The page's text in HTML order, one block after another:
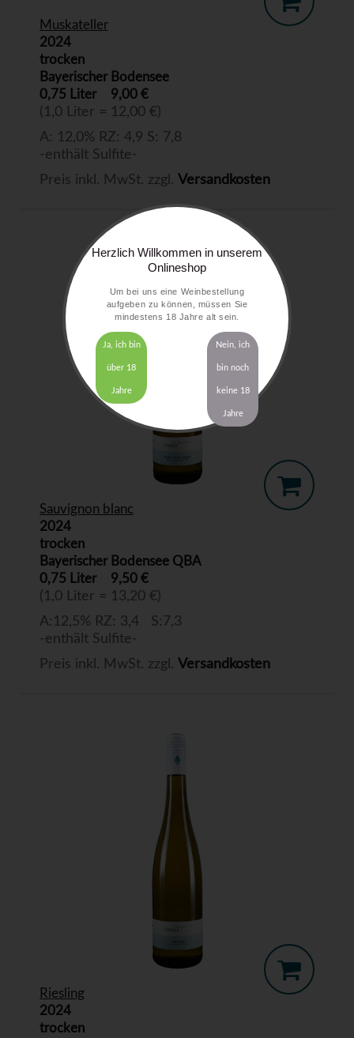
Muskateller
2024
trocken
Bayerischer Bodensee
0,75 Liter
9,00 €
(1,0 Liter = 12,00 €)
A: 12,0% RZ: 4,9 S: 7,8
-enthält Sulfite-
Preis inkl. MwSt. zzgl. Versandkosten
Sauvignon blanc
2024
trocken
Bayerischer Bodensee QBA
0,75 Liter
9,50 €
(1,0 Liter = 13,20 €)
A:12,5% RZ: 3,4 S:7,3
-enthält Sulfite-
Preis inkl. MwSt. zzgl. Versandkosten
Riesling
2024
trocken
Herzlich Willkommen in unserem
Onlineshop
Um bei uns eine Weinbestellung
aufgeben zu können, müssen Sie
mindestens 18 Jahre alt sein.
Ja, ich bin
über 18
Jahre
Nein, ich
bin noch
keine 18
Jahre